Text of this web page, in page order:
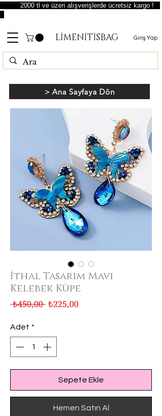
LİMENİTİSBAG Giriş Yap
2000 tl ve üzeri alışverişlerde ücretsiz kargo !
İthal Tasarım Mavi
Kelebek Küpe
₺450,00 Normal
₺225,00İndirimli
Adet *
Sepete Ekle
Hemen Satın Al
> Ana Sayfaya Dön